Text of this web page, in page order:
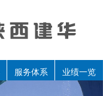
服务体系 业绩一览